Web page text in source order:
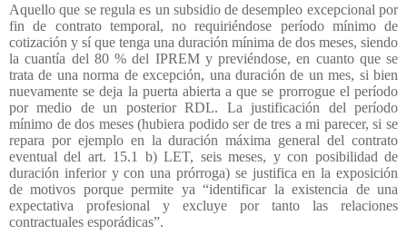
Aquello que se regula es un subsidio de desempleo excepcional por
fin de contrato temporal, no requiriéndose período mínimo de
cotización y sí que tenga una duración mínima de dos meses, siendo
la cuantía del 80 % del IPREM y previéndose, en cuanto que se
trata de una norma de excepción, una duración de un mes, si bien
nuevamente se deja la puerta abierta a que se prorrogue el período
por medio de un posterior RDL. La justificación del período
mínimo de dos meses (hubiera podido ser de tres a mi parecer, si se
repara por ejemplo en la duración máxima general del contrato
eventual del art. 15.1 b) LET, seis meses, y con posibilidad de
duración inferior y con una prórroga) se justifica en la exposición
de motivos porque permite ya “identificar la existencia de una
expectativa profesional y excluye por tanto las relaciones
contractuales esporádicas”.